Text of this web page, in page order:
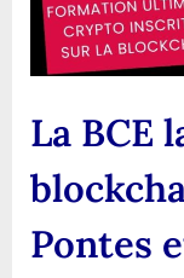
La BCE
Pontes